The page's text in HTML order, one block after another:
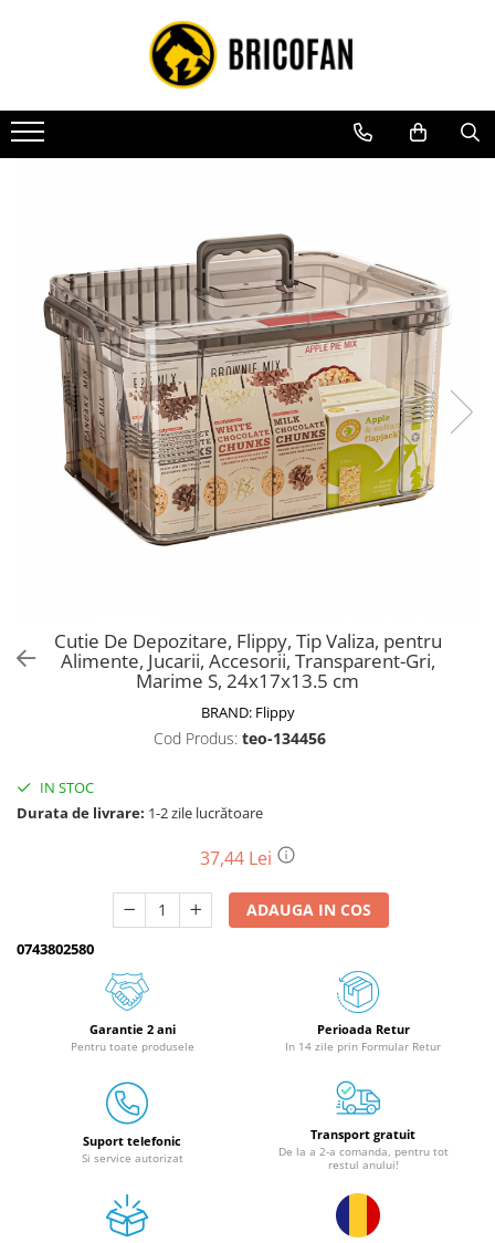
Toate Produsele
Vehicule electrice
Atv
Motocross
Piese de schimb vehicule electrice
Scutere electrice
Scutere pe benzina
Tricicluri cargo fara permis
Tricicluri persoane
Trotinete electrice
Biciclete, trotinete, triciclete
Motoburghie si accesorii
Accesorii motoburghie
Drujbe, fierastraie electrice
Drujbe cu acumulator
Unelte electrice busteni
Mori cereale si batoze porumb
Batoze - mori desfacat porumb
Granulatoare
Mori pentru cereale
Mori pentru furaje
Mori pentru furaje si resturi
Piese si accesorii mori
Tocatoare furaje si crengi
Cutie De Depozitare, Flippy, Tip Valiza, pentru
Alimente, Jucarii, Accesorii, Transparent-Gri,
Marime S, 24x17x13.5 cm
BRAND: Flippy
Cod Produs: teo-134456
IN STOC
Durata de livrare: 1-2 zile lucrătoare
37,44 Lei
ADAUGA IN COS
0743802580
Garantie 2 ani
Pentru toate produsele
Perioada Retur
In 14 zile prin Formular Retur
Suport telefonic
Si service autorizat
Transport gratuit
De la a 2-a comanda, pentru tot
restul anului!